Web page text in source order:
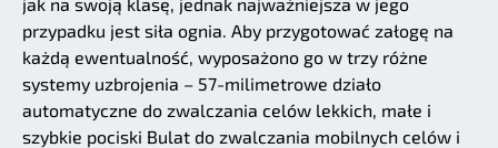
przypadku jest siła ognia. Aby przygotować załogę na
każdą ewentualność, wyposażono go w trzy różne
systemy uzbrojenia – 57-milimetrowe działo
automatyczne do zwalczania celów lekkich, małe i
szybkie pociski Bulat do zwalczania mobilnych celów i